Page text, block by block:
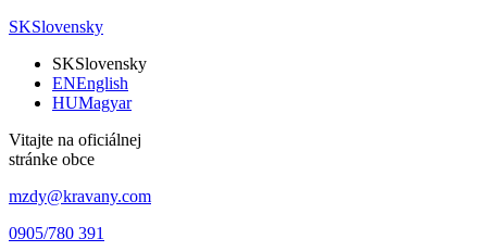
SKSlovensky
SKSlovensky
ENEnglish
HUMagyar
Vitajte na oficiálnej
stránke obce
mzdy@kravany.com
0905/780 391